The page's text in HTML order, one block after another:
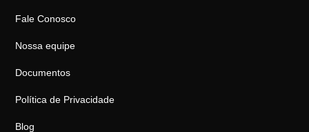
Fale Conosco
Nossa equipe
Documentos
Política de Privacidade
Blog